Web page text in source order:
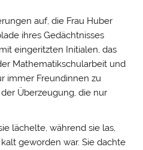
auf, die Frau Huber
ihres Gedächtnisses
eingeritzten Initialen, das
Mathematikschularbeit und
immer Freundinnen zu
Überzeugung, die nur
lächelte, während sie las,
geworden war. Sie dachte